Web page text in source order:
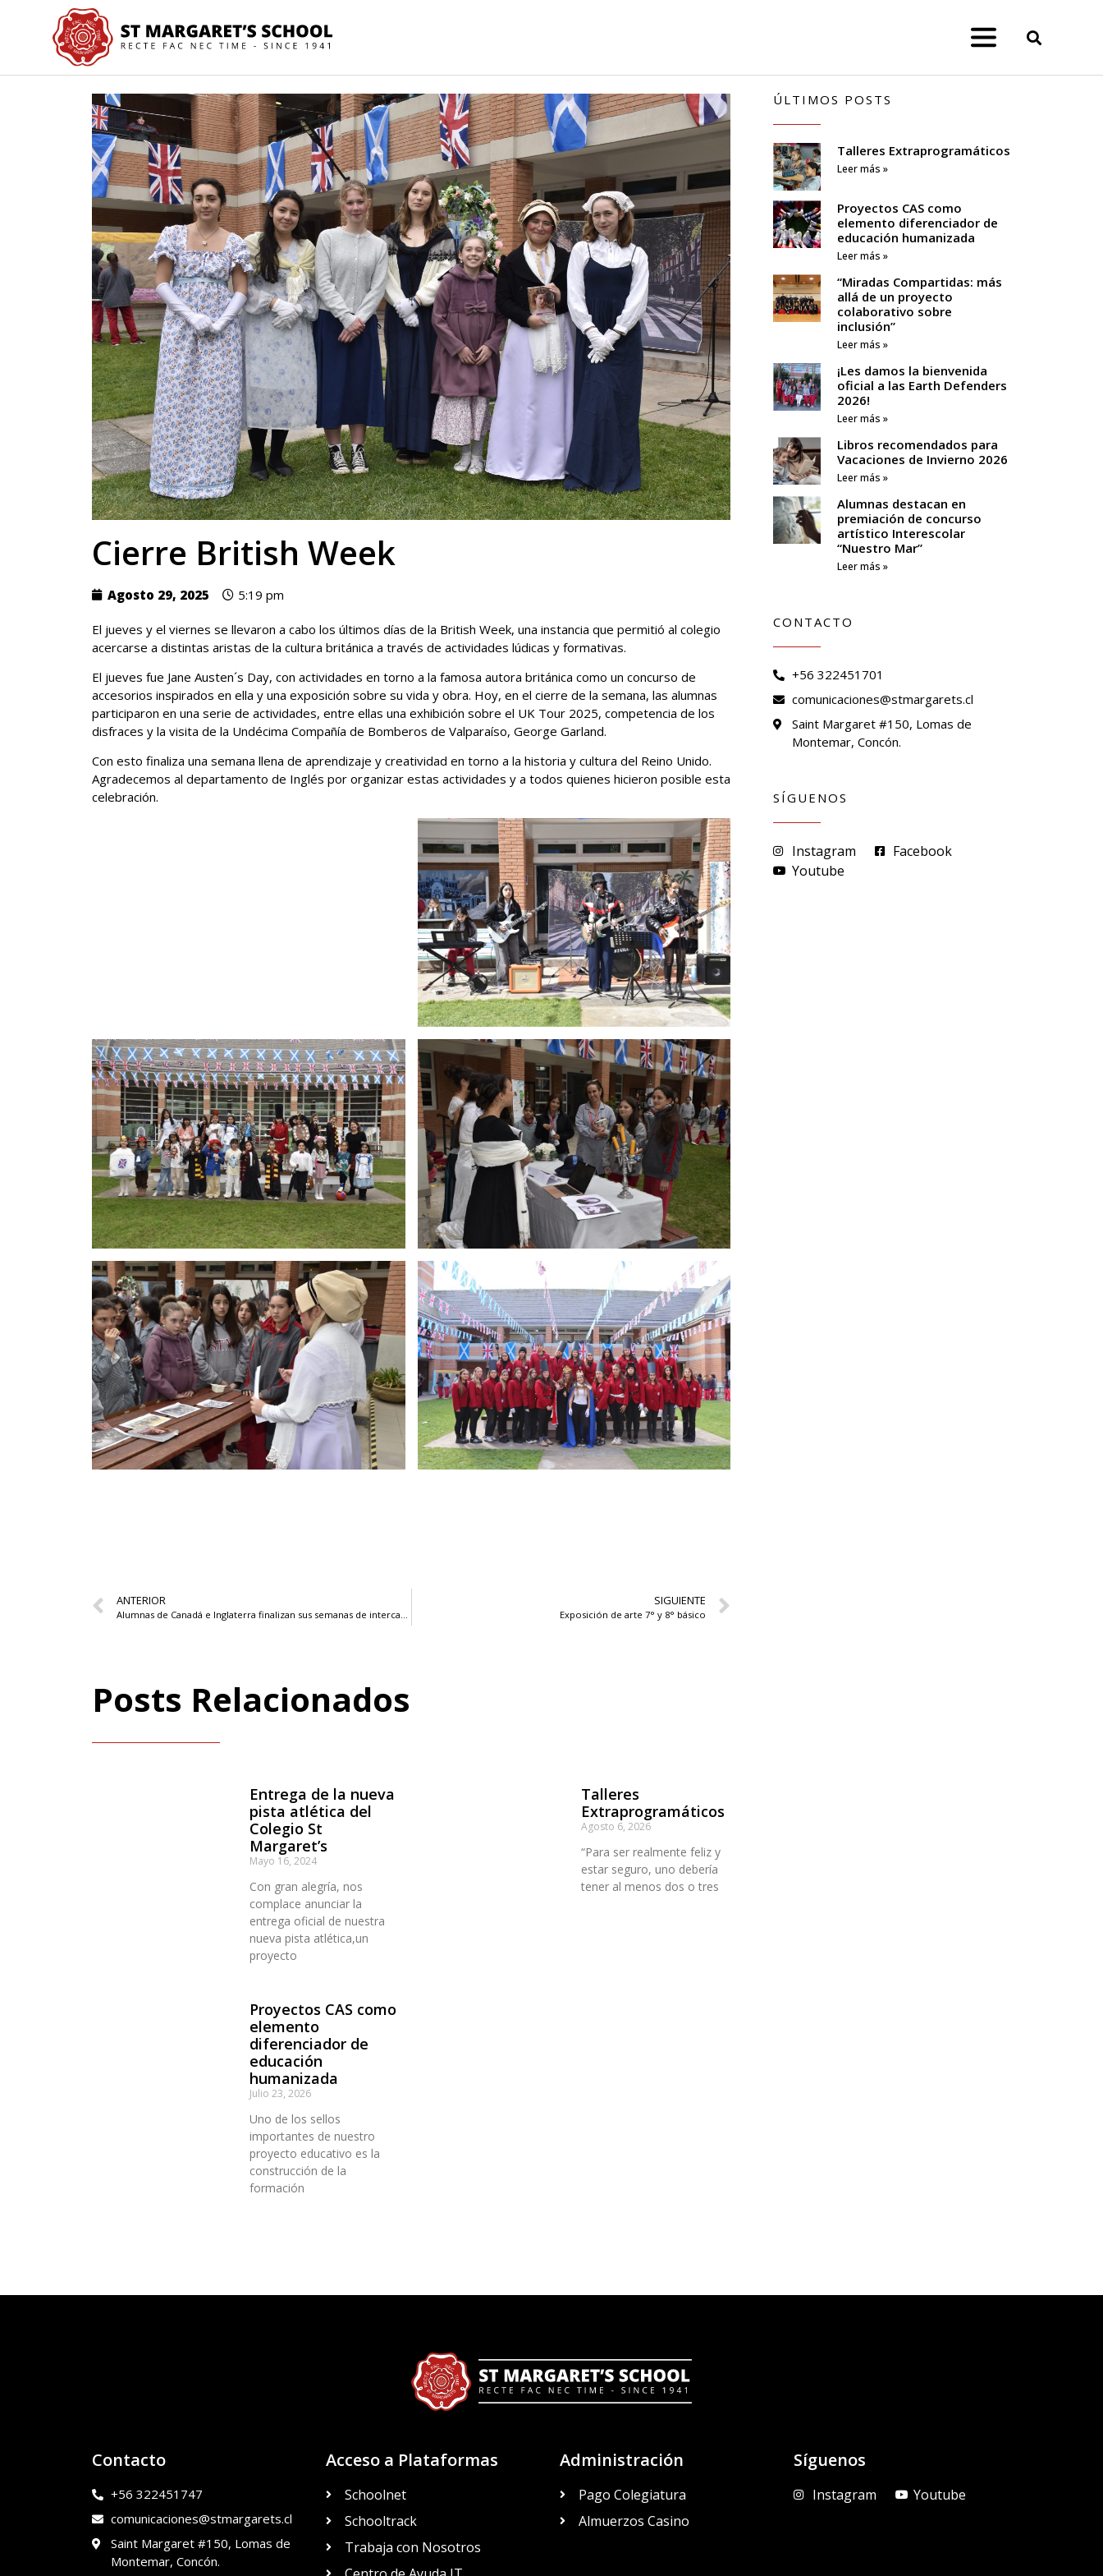
Cierre British Week
Agosto 29, 2025 5:19 pm
El jueves y el viernes se llevaron a cabo los últimos días de la British Week, una instancia que permitió al colegio
acercarse a distintas aristas de la cultura británica a través de actividades lúdicas y formativas.
El jueves fue Jane Austen´s Day, con actividades en torno a la famosa autora británica como un concurso de
accesorios inspirados en ella y una exposición sobre su vida y obra. Hoy, en el cierre de la semana, las alumnas
participaron en una serie de actividades, entre ellas una exhibición sobre el UK Tour 2025, competencia de los
disfraces y la visita de la Undécima Compañía de Bomberos de Valparaíso, George Garland.
Con esto finaliza una semana llena de aprendizaje y creatividad en torno a la historia y cultura del Reino Unido.
Agradecemos al departamento de Inglés por organizar estas actividades y a todos quienes hicieron posible esta
celebración.
ANTERIOR
Alumnas de Canadá e Inglaterra finalizan sus semanas de intercambio
SIGUIENTE
Exposición de arte 7° y 8° básico
Posts Relacionados
Entrega de la nueva
pista atlética del
Colegio St
Margaret’s
Mayo 16, 2024
Con gran alegría, nos
complace anunciar la
entrega oficial de nuestra
nueva pista atlética,un
proyecto
Talleres
Extraprogramáticos
Agosto 6, 2026
“Para ser realmente feliz y
estar seguro, uno debería
tener al menos dos o tres
Proyectos CAS como
elemento
diferenciador de
educación
humanizada
Julio 23, 2026
Uno de los sellos
importantes de nuestro
proyecto educativo es la
construcción de la
formación
ÚLTIMOS POSTS
Talleres Extraprogramáticos
Leer más »
Proyectos CAS como
elemento diferenciador de
educación humanizada
Leer más »
“Miradas Compartidas: más
allá de un proyecto
colaborativo sobre
inclusión”
Leer más »
¡Les damos la bienvenida
oficial a las Earth Defenders
2026!
Leer más »
Libros recomendados para
Vacaciones de Invierno 2026
Leer más »
Alumnas destacan en
premiación de concurso
artístico Interescolar
“Nuestro Mar”
Leer más »
CONTACTO
+56 322451701
comunicaciones@stmargarets.cl
Saint Margaret #150, Lomas de
Montemar, Concón.
SÍGUENOS
Instagram
Facebook
Youtube
Contacto
+56 322451747
comunicaciones@stmargarets.cl
Saint Margaret #150, Lomas de
Montemar, Concón.
Acceso a Plataformas
Schoolnet
Schooltrack
Trabaja con Nosotros
Administración
Pago Colegiatura
Almuerzos Casino
Síguenos
Instagram Youtube